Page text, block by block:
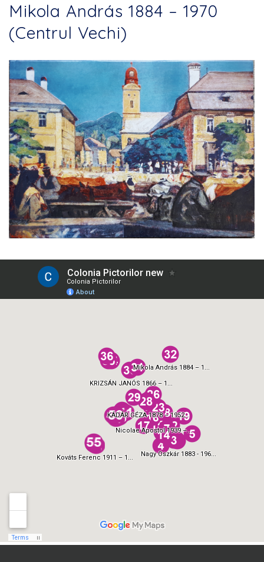
Mikola András 1884 – 1970
(Centrul Vechi)